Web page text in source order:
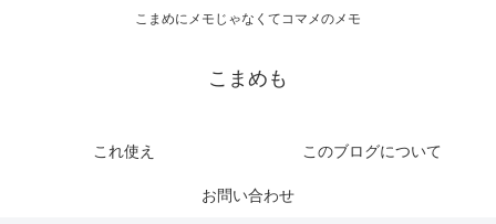
こまめにメモじゃなくてコマメのメモ
こまめも
これ使え このブログについて
お問い合わせ